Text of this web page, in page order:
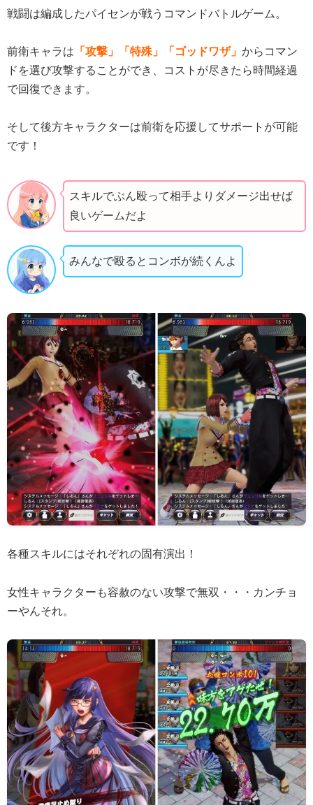
戦闘は編成したパイセンが戦うコマンドバトルゲーム。
前衛キャラは 「攻撃」「特殊」「ゴッドワザ」 からコマン
ドを選び攻撃することができ、コストが尽きたら時間経過
で回復できます。
そして後方キャラクターは前衛を応援してサポートが可能
です！
スキルでぶん殴って相手よりダメージ出せば
良いゲームだよ
みんなで殴るとコンボが続くんよ
各種スキルにはそれぞれの固有演出！
女性キャラクターも容赦のない攻撃で無双・・・カンチョ
ーやんそれ。